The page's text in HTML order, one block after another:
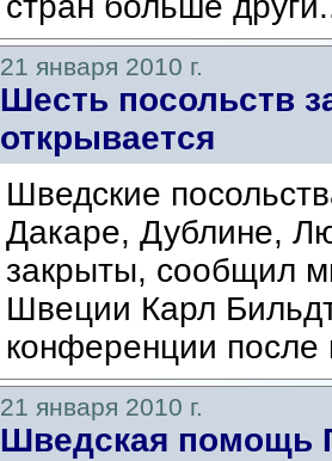
21 января 2010 г.
Шесть посольств
открывается
Шведские
Дакаре, Дублине,
закрыты, сообщил
Швеции Карл
конференции
21 января 2010 г.
Шведская помощь